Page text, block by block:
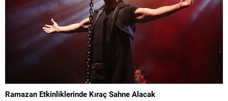
Ramazan Etkinliklerinde Kıraç Sahne Alacak